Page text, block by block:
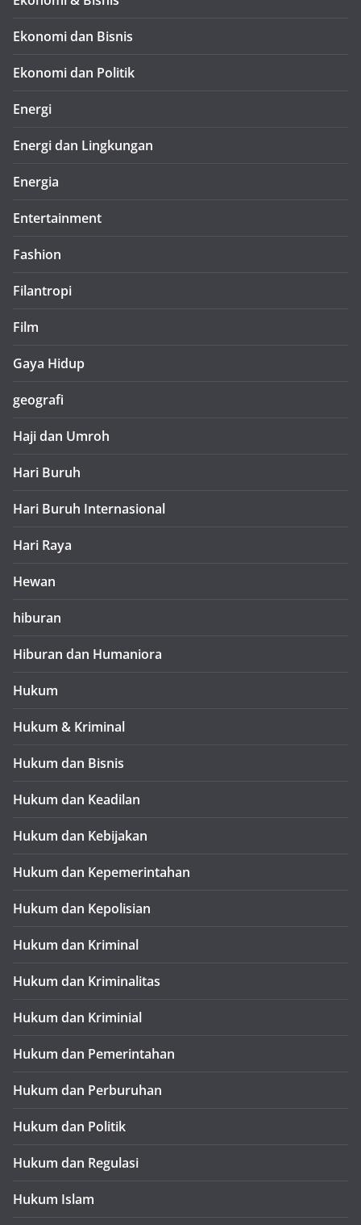
Ekonomi dan Bisnis
Ekonomi dan Politik
Energi
Energi dan Lingkungan
Energia
Entertainment
Fashion
Filantropi
Film
Gaya Hidup
geografi
Haji dan Umroh
Hari Buruh
Hari Buruh Internasional
Hari Raya
Hewan
hiburan
Hiburan dan Humaniora
Hukum
Hukum & Kriminal
Hukum dan Bisnis
Hukum dan Keadilan
Hukum dan Kebijakan
Hukum dan Kepemerintahan
Hukum dan Kepolisian
Hukum dan Kriminal
Hukum dan Kriminalitas
Hukum dan Kriminial
Hukum dan Pemerintahan
Hukum dan Perburuhan
Hukum dan Politik
Hukum dan Regulasi
Hukum Islam